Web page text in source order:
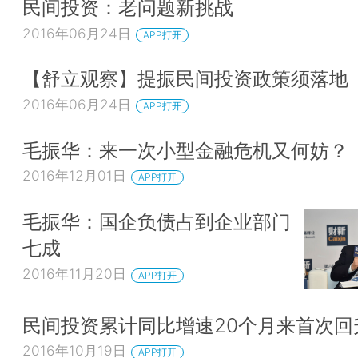
民间投资：老问题新挑战
2016年06月24日 APP打开
【舒立观察】提振民间投资政策须落地
2016年06月24日 APP打开
毛振华：来一次小型金融危机又何妨？
2016年12月01日 APP打开
毛振华：国企负债占到企业部门
七成
2016年11月20日 APP打开
民间投资累计同比增速20个月来首次回
2016年10月19日 APP打开